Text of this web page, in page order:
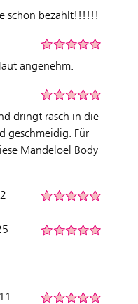
schon bezahlt!!!!!!
angenehm.
dringt rasch in die
geschmeidig. Für
Mandeloel Body